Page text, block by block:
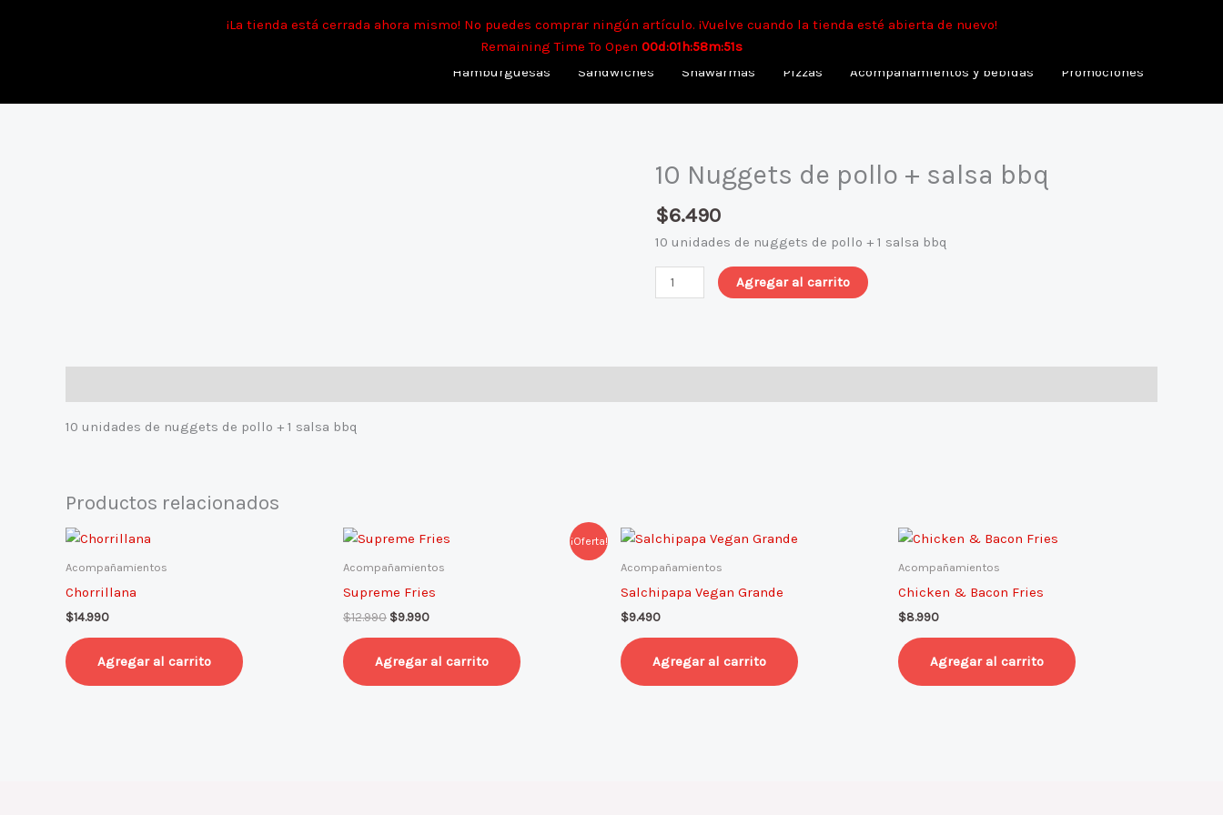
¡La tienda está cerrada ahora mismo! No puedes comprar ningún artículo. ¡Vuelve cuando la tienda esté abierta de nuevo!
Remaining Time To Open 00d:01h:58m:51s
Tiempo aproximado para envíos a domicilio: 90 min. Para retiro: 40 min.
Hamburguesas
Sandwiches Shawarmas Pizzas Acompañamientos y bebidas Promociones
10 Nuggets de pollo + salsa bbq
$6.490
10 unidades de nuggets de pollo + 1 salsa bbq
10
de
salsa
bbq
Agregar al carrito
10 unidades de nuggets de pollo + 1 salsa bbq
Productos relacionados
Acompañamientos
Chorrillana
$14.990
Agregar al carrito
¡Oferta!
Acompañamientos
Supreme Fries
$12.990
El
original
$12.990.
$9.990
El
actual
$9.990.
Agregar al carrito
Acompañamientos
Salchipapa Vegan Grande
$9.490
Agregar al carrito
Acompañamientos
Chicken & Bacon Fries
$8.990
Agregar al carrito